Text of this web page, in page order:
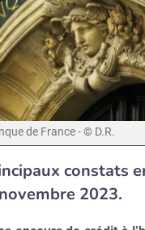
de France - © D.R.
constats
2023.